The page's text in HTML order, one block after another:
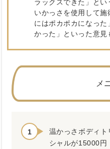
ラックスできた」と
いかっさを使用して施
にはポカポカになった
かった」といった意見
メ
温かっさボディト
シャルが15000円